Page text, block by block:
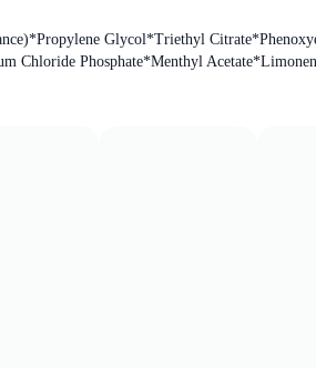
Glycol*Triethyl
Chloride Phosphate*Menthyl